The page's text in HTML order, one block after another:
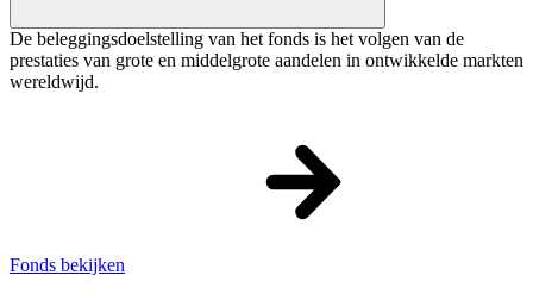
De beleggingsdoelstelling van het fonds is het volgen van de
prestaties van grote en middelgrote aandelen in ontwikkelde markten
wereldwijd.
Fonds bekijken